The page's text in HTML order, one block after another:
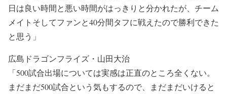
日は良い時間と悪い時間がはっきりと分かれたが、チーム
メイトそしてファンと40分間タフに戦えたので勝利できた
と思う」
広島ドラゴンフライズ・山田大治
「500試合出場については実感は正直のところ全くない。
まだまだ500試合という気もするので、まだまだいけると